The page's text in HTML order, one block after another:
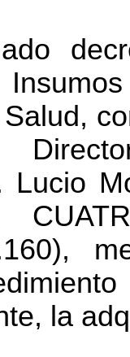
Lucio
la